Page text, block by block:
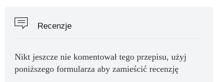
Recenzje
Nikt jeszcze nie komentował tego przepisu, użyj
poniższego formularza aby zamieścić recenzję